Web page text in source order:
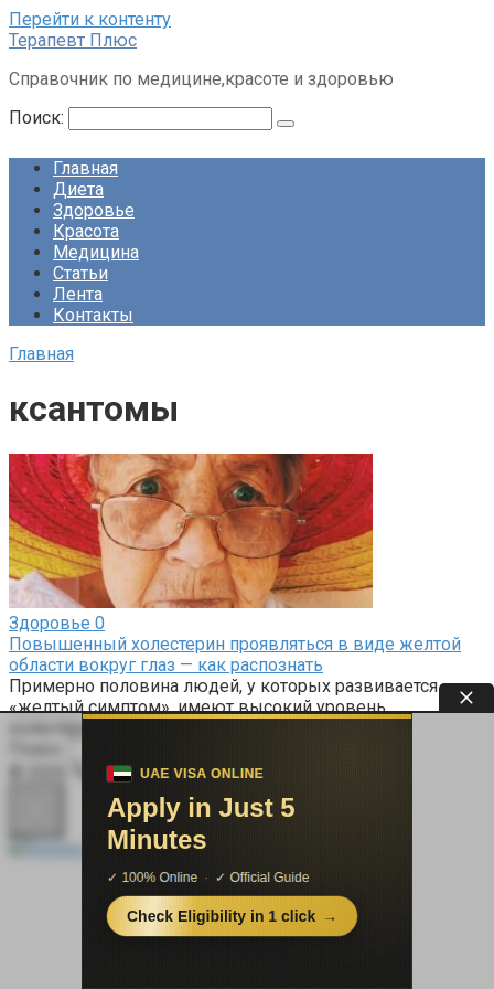
Перейти к контенту
Терапевт Плюс
Справочник по медицине,красоте и здоровью
Поиск:
Главная
Диета
Здоровье
Красота
Медицина
Статьи
Лента
Контакты
Главная
ксантомы
Здоровье 0
Повышенный холестерин проявляться в виде желтой
области вокруг глаз — как распознать
Примерно половина людей, у которых развивается
«желтый симптом», имеют высокий уровень
холестерина. Высокий уровень
© 2026 Терапевт Плюс